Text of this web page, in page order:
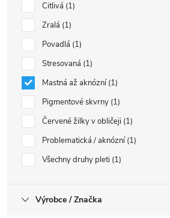
Citlivá 1
Zralá 1
Povadlá 1
Stresovaná 1
Mastná až aknózní 1
Pigmentové skvrny 1
Červené žilky v obličeji 1
Problematická / aknózní 1
Všechny druhy pleti 1
Výrobce / Značka